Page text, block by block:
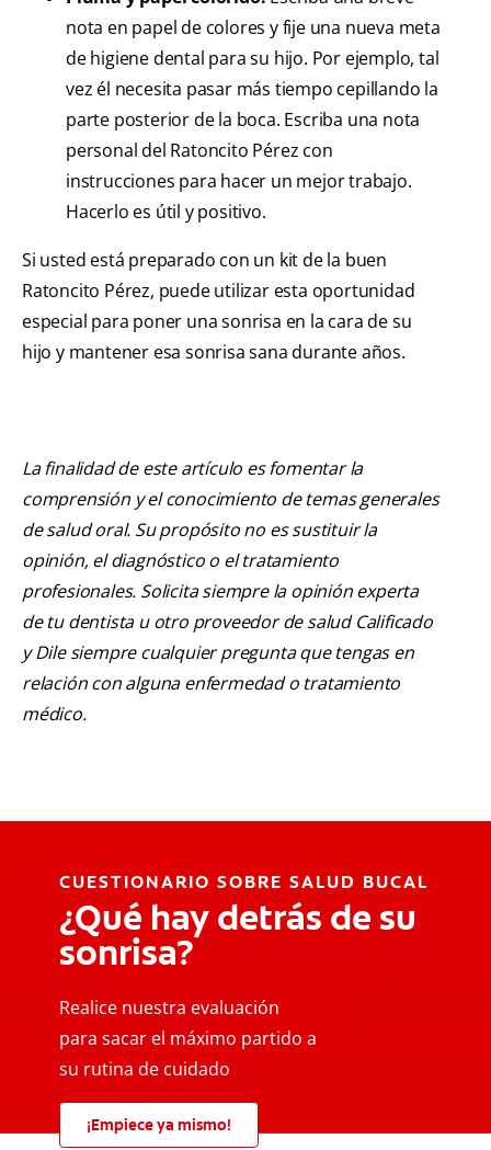
nota en papel de colores y fije una nueva meta
de higiene dental para su hijo. Por ejemplo, tal
vez él necesita pasar más tiempo cepillando la
parte posterior de la boca. Escriba una nota
personal del Ratoncito Pérez con
instrucciones para hacer un mejor trabajo.
Hacerlo es útil y positivo.
Si usted está preparado con un kit de la buen
Ratoncito Pérez, puede utilizar esta oportunidad
especial para poner una sonrisa en la cara de su
hijo y mantener esa sonrisa sana durante años.
La finalidad de este artículo es fomentar la
comprensión y el conocimiento de temas generales
de salud oral. Su propósito no es sustituir la
opinión, el diagnóstico o el tratamiento
profesionales. Solicita siempre la opinión experta
de tu dentista u otro proveedor de salud Calificado
y Dile siempre cualquier pregunta que tengas en
relación con alguna enfermedad o tratamiento
médico.
CUESTIONARIO SOBRE SALUD BUCAL
¿Qué hay detrás de su
sonrisa?
Realice nuestra evaluación
para sacar el máximo partido a
su rutina de cuidado
¡Empiece ya mismo!